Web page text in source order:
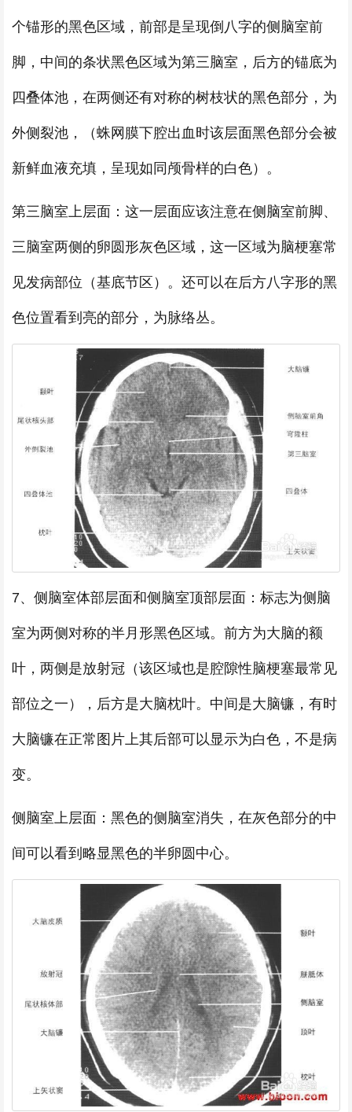
个锚形的黑色区域，前部是呈现倒八字的侧脑室前
脚，中间的条状黑色区域为第三脑室，后方的锚底为
四叠体池，在两侧还有对称的树枝状的黑色部分，为
外侧裂池，（蛛网膜下腔出血时该层面黑色部分会被
新鲜血液充填，呈现如同颅骨样的白色）。
第三脑室上层面：这一层面应该注意在侧脑室前脚、
三脑室两侧的卵圆形灰色区域，这一区域为脑梗塞常
见发病部位（基底节区）。还可以在后方八字形的黑
色位置看到亮的部分，为脉络丛。
7、侧脑室体部层面和侧脑室顶部层面：标志为侧脑
室为两侧对称的半月形黑色区域。前方为大脑的额
叶，两侧是放射冠（该区域也是腔隙性脑梗塞最常见
部位之一），后方是大脑枕叶。中间是大脑镰，有时
大脑镰在正常图片上其后部可以显示为白色，不是病
变。
侧脑室上层面：黑色的侧脑室消失，在灰色部分的中
间可以看到略显黑色的半卵圆中心。